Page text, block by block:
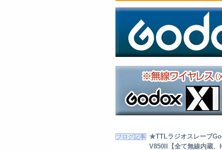
★TTLラジオスレーブ
V850II【全て無線内蔵